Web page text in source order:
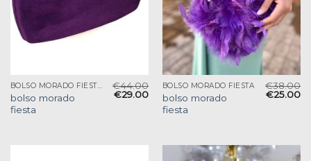
BOLSO MORADO FIESTA
bolso morado
fiesta
€44.00
€29.00
BOLSO MORADO FIESTA
bolso morado
fiesta
€38.00
€25.00